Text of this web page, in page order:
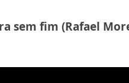
sem fim (Rafael